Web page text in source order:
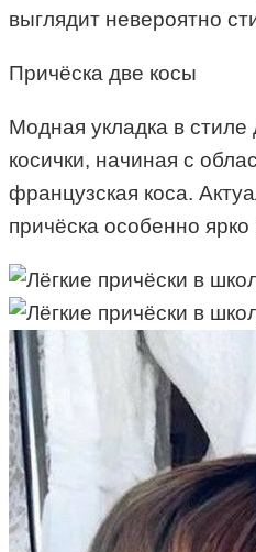
выглядит невероятно
Причёска две косы
Модная укладка в стиле
косички, начиная с
французская коса.
причёска особенно